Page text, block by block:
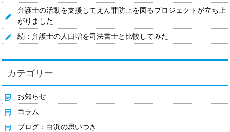
弁護士の活動を支援してえん罪防止を図るプロジェクトが立ち上
がりました
続：弁護士の人口増を司法書士と比較してみた
カテゴリー
お知らせ
コラム
ブログ：白浜の思いつき